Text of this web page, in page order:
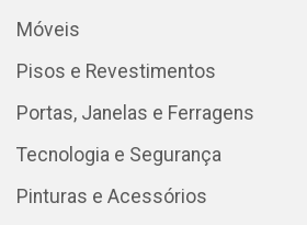
Móveis
Pisos e Revestimentos
Portas, Janelas e Ferragens
Tecnologia e Segurança
Pinturas e Acessórios